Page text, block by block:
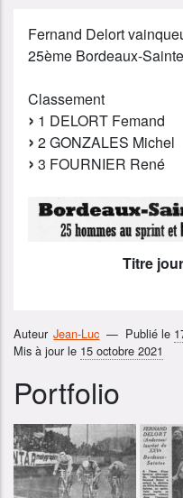
Fernand Delort
25ème Bordeaux-
Classement
1 DELORT Femand
2 GONZALES Michel
3 FOURNIER René
Titre
Auteur Jean-Luc Publié le
Mis à jour le 15 octobre 2021
Portfolio